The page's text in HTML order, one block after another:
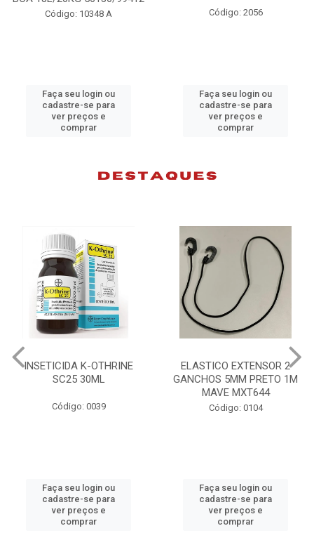
Código: 2056
Faça seu login ou
cadastre-se para
ver preços e
comprar
Código: 10383 B
Faça seu login ou
cadastre-se para
ver preços e
comprar
INSETICIDA K-OTHRINE
SC25 30ML
Código: 0039
Faça seu login ou
cadastre-se para
ver preços e
comprar
ELASTICO EXTENSOR 2
GANCHOS 5MM PRETO 1M
MAVE MXT644
Código: 0104
Faça seu login ou
cadastre-se para
ver preços e
comprar